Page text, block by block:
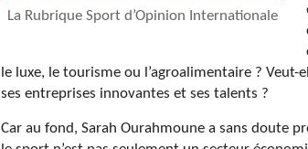
La Rubrique Sport d’Opinion Internationale
le luxe, le tourisme ou l’agroalimentaire ?
ses entreprises innovantes et ses talents ?
Car au fond, Sarah Ourahmoune a sans doute